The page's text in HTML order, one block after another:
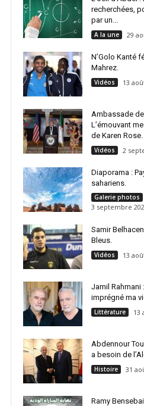
recherchées,
par un...
A la une 29
N’Golo Kanté
Mahrez.
Vidéos 13
Ambassade
L’émouvant
de Karen Rose.
Vidéos 2
Diaporama :
sahariens.
Galerie photos
3 septembre
Samir
Bleus.
Vidéos 13
Jamil Rahmani
imprégné ma
Littérature 13
Abdennour
a besoin de
Histoire 31
Ramy